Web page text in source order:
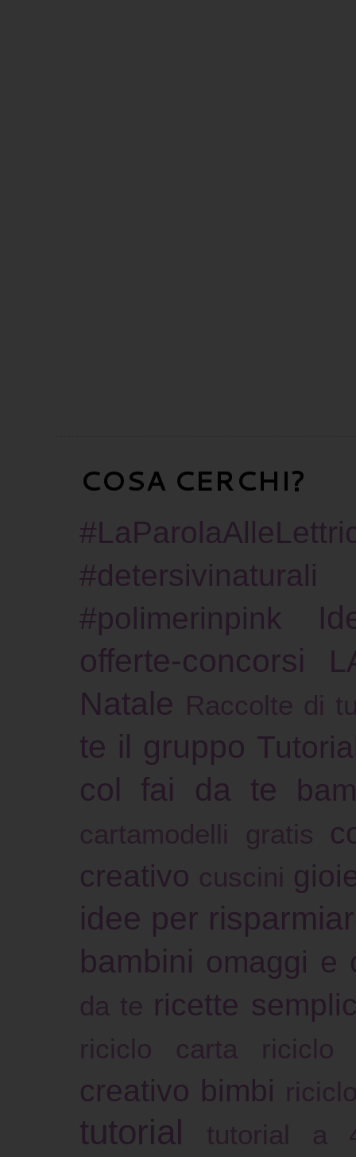
COSA CERCHI?
#detersivinaturali
#polimerinpink
offerte-concorsi
Natale Raccolte di
te il gruppo
col fai da te
cartamodelli gratis
creativo cuscini
idee per
bambini omaggi e
da te ricette
riciclo carta riciclo
creativo bimbi
tutorial tutorial a